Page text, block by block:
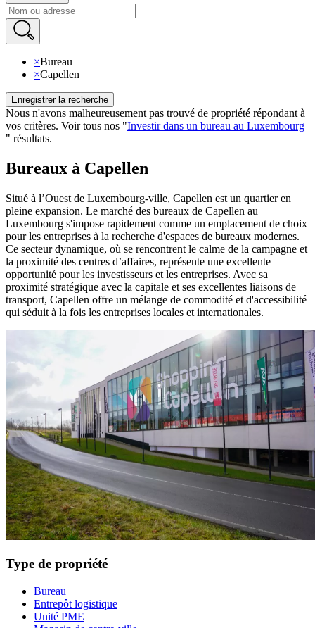
×Bureau
×Capellen
Enregistrer la recherche
Nous n'avons malheureusement pas trouvé de propriété répondant à
vos critères. Voir tous nos "Investir dans un bureau au Luxembourg
" résultats.
Bureaux à Capellen
Situé à l’Ouest de Luxembourg-ville, Capellen est un quartier en
pleine expansion. Le marché des bureaux de Capellen au
Luxembourg s'impose rapidement comme un emplacement de choix
pour les entreprises à la recherche d'espaces de bureaux modernes.
Ce secteur dynamique, où se rencontrent le calme de la campagne et
la proximité des centres d’affaires, représente une excellente
opportunité pour les investisseurs et les entreprises. Avec sa
proximité stratégique avec la capitale et ses excellentes liaisons de
transport, Capellen offre un mélange de commodité et d'accessibilité
qui séduit à la fois les entreprises locales et internationales.
Type de propriété
Bureau
Entrepôt logistique
Unité PME